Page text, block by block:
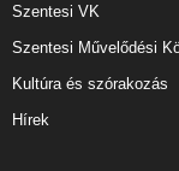
Szentesi VK
Szentesi Művelődési
Kultúra és szórakozás
Hírek